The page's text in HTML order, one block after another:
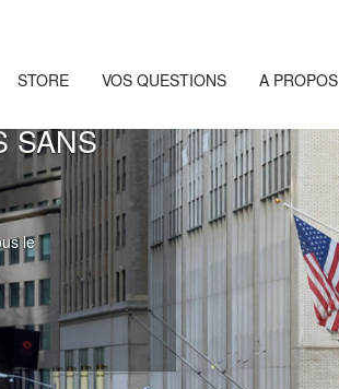
STORE VOS QUESTIONS A PROPOS
SANS
le